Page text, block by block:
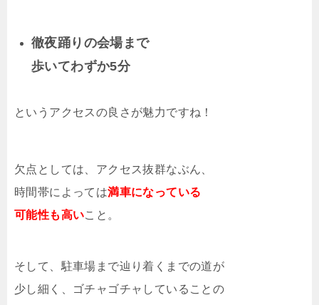
徹夜踊りの会場まで
歩いてわずか5分
というアクセスの良さが魅力ですね！
欠点としては、アクセス抜群なぶん、
時間帯によっては満車になっている
可能性も高いこと。
そして、駐車場まで辿り着くまでの道が
少し細く、ゴチャゴチャしていることの